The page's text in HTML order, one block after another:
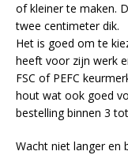
of kleiner te maken.
twee centimeter dik.
Het is goed om te
heeft voor zijn werk
FSC of PEFC
hout wat ook goed
bestelling binnen 3
Wacht niet langer